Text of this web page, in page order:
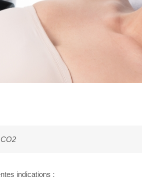
indications :